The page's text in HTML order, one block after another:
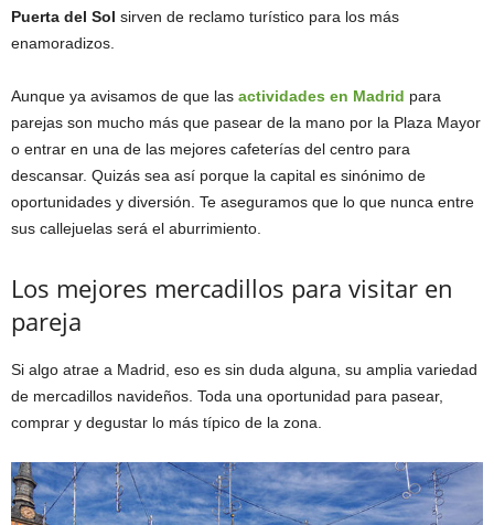
Puerta del Sol sirven de reclamo turístico para los más
enamoradizos.
Aunque ya avisamos de que las actividades en Madrid para
parejas son mucho más que pasear de la mano por la Plaza Mayor
o entrar en una de las mejores cafeterías del centro para
descansar. Quizás sea así porque la capital es sinónimo de
oportunidades y diversión. Te aseguramos que lo que nunca entre
sus callejuelas será el aburrimiento.
Los mejores mercadillos para visitar en
pareja
Si algo atrae a Madrid, eso es sin duda alguna, su amplia variedad
de mercadillos navideños. Toda una oportunidad para pasear,
comprar y degustar lo más típico de la zona.